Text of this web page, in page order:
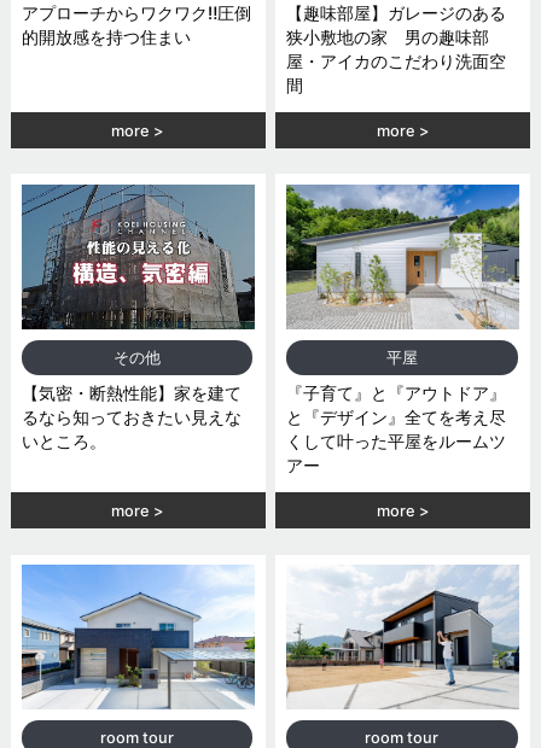
アプローチからワクワク‼圧倒
的開放感を持つ住まい
more
【趣味部屋】ガレージのある
狭小敷地の家 男の趣味部
屋・アイカのこだわり洗面空
間
more
その他
【気密・断熱性能】家を建て
るなら知っておきたい見えな
いところ。
more
平屋
『子育て』と『アウトドア』
と『デザイン』全てを考え尽
くして叶った平屋をルームツ
アー
more
room tour room tour